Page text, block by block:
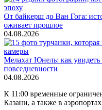
От байкерш до Ван Гога:
оживает прошлое
04.08.2026
Мелахат Юнель: как увидеть
повседневности
04.08.2026
К 11:00 временные
Казани, а также в